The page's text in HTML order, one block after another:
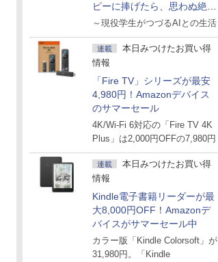
ピーに捧げたら、思わぬ絶景
に出会った話
～現役学生がつづるAIとの生活
連載
本日みつけたお買い得
情報
「Fire TV」シリーズが最安
4,980円！Amazonデバイス
のサマーセール
4K/Wi-Fi 6対応の「Fire TV 4K
Plus」は2,000円OFFの7,980円
連載
本日みつけたお買い得
情報
Kindle電子書籍リーダーが最
大8,000円OFF！Amazonデ
バイスがサマーセール中
カラー版「Kindle Colorsoft」が
31,980円。「Kindle